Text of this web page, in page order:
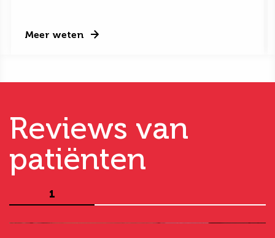
Meer weten
Reviews van
patiënten
1